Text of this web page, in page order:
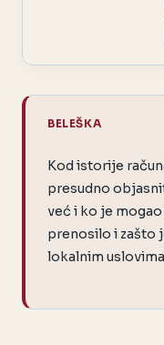
BELEŠKA
Kod istorije
presudno
već i ko je
prenosilo i zašto
lokalnim